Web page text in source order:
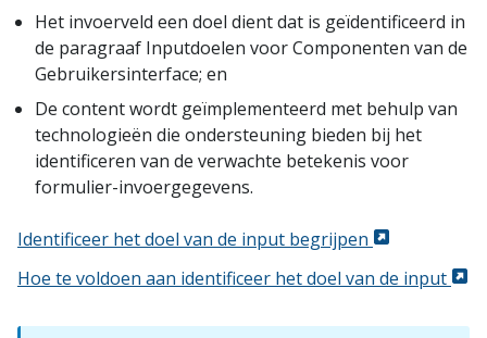
Het invoerveld een doel dient dat is geïdentificeerd in
de paragraaf Inputdoelen voor Componenten van de
Gebruikersinterface; en
De content wordt geïmplementeerd met behulp van
technologieën die ondersteuning bieden bij het
identificeren van de verwachte betekenis voor
formulier-invoergegevens.
Identificeer het doel van de input begrijpen
Hoe te voldoen aan identificeer het doel van de input